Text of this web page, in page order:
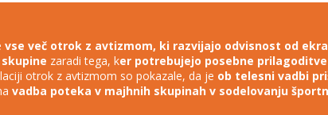
vse več otrok z avtizmom, ki razvijajo odvisnost od
zaradi tega, ker potrebujejo posebne
otrok z avtizmom so pokazale, da je ob telesni vadbi
vadba poteka v majhnih skupinah v sodelovanju